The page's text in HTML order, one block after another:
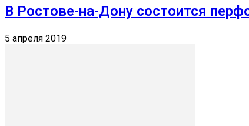
В Ростове-на-Дону состоится
5 апреля 2019